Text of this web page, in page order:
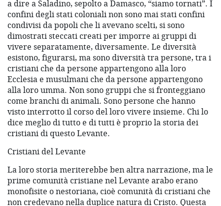
a dire a Saladino, sepolto a Damasco, “siamo tornati”. I
confini degli stati coloniali non sono mai stati confini
condivisi da popoli che li avevano scelti, si sono
dimostrati steccati creati per imporre ai gruppi di
vivere separatamente, diversamente. Le diversità
esistono, figurarsi, ma sono diversità tra persone, tra i
cristiani che da persone appartengono alla loro
Ecclesia e musulmani che da persone appartengono
alla loro umma. Non sono gruppi che si fronteggiano
come branchi di animali. Sono persone che hanno
visto interrotto il corso del loro vivere insieme. Chi lo
dice meglio di tutto e di tutti è proprio la storia dei
cristiani di questo Levante.
Cristiani del Levante
La loro storia meriterebbe ben altra narrazione, ma le
prime comunità cristiane nel Levante arabo erano
monofisite o nestoriana, cioè comunità di cristiani che
non credevano nella duplice natura di Cristo. Questa